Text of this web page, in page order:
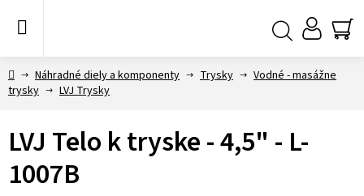
DomovNáhradné diely a komponenty Trysky
Vodné - masážne
trysky
LVJ Trysky
LVJ Telo k tryske - 4,5" - L-
1007B